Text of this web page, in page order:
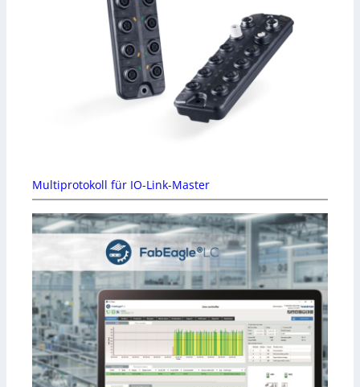
Multiprotokoll für IO-Link-Master